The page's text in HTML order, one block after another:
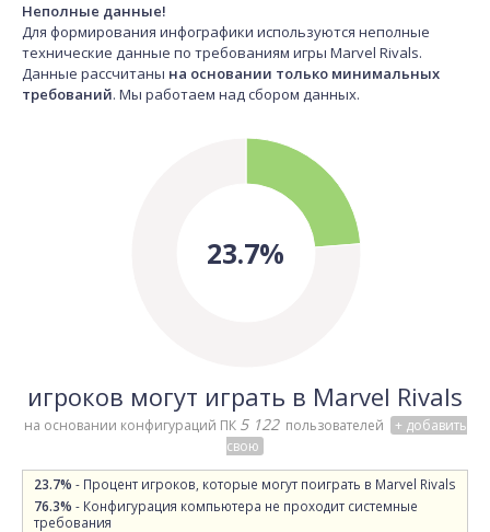
Неполные данные!
Для формирования инфографики используются неполные
технические данные по требованиям игры Marvel Rivals.
Данные рассчитаны на основании только минимальных
требований. Мы работаем над сбором данных.
23.7%
игроков могут играть в Marvel Rivals
на основании конфигураций ПК 5 122 пользователей
+ добавить
свою
23.7% - Процент игроков, которые могут поиграть в Marvel Rivals
76.3% - Конфигурация компьютера не проходит системные
требования